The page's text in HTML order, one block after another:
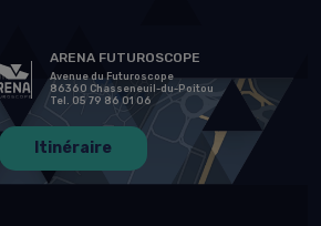
ARENA FUTUROSCOPE
Avenue du Futuroscope
86360 Chasseneuil-du-Poitou
Tel. 05 79 86 01 06
Itinéraire